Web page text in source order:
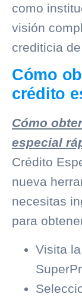
como
visión
crediticia
Cómo
crédito
Cómo
especial
Crédito
nueva
necesitas
para
Visita